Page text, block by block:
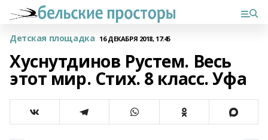
Детская площадка 16 ДЕКАБРЯ 2018, 17:45
Хуснутдинов Рустем. Весь
этот мир. Стих. 8 класс. Уфа